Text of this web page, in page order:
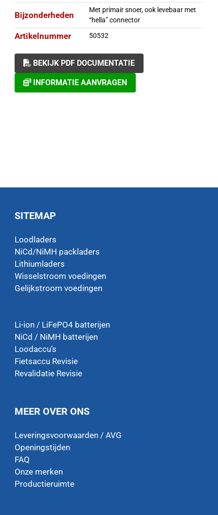
Bijzonderheden
Met primair snoer, ook levebaar met
“hella” connector
Artikelnummer 50532
BEKIJK PDF DOCUMENTATIE
INFORMATIE AANVRAGEN
SITEMAP
Loodladers
NiCd/NiMH packladers
Lithiumladers
Wisselstroom voedingen
Gelijkstroom voedingen
Li-ion / LiFePO4 batterijen
NiCd / NiMH batterijen
Loodaccu’s
Fietsaccu Revisie
Revalidatie Revisie
MEER OVER ONS
Leveringsvoorwaarden / AVG
Openingstijden
FAQ
Onze merken
Productieruimte